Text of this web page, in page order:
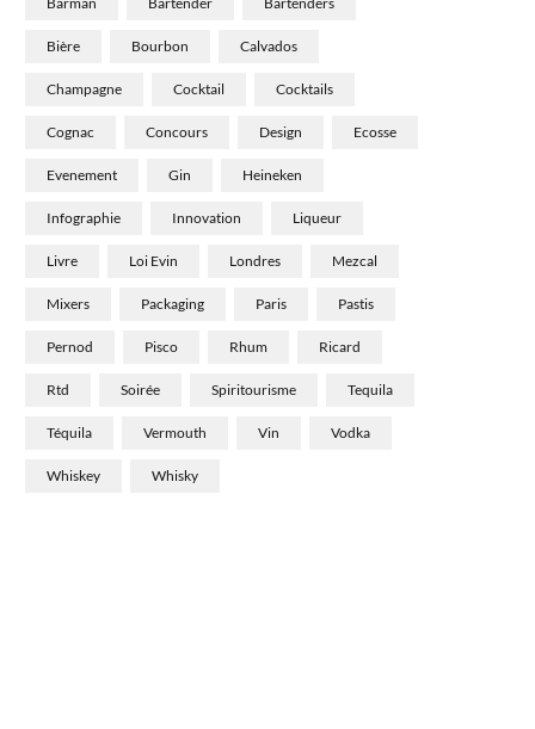
Bière Bourbon Calvados
Champagne Cocktail Cocktails
Cognac Concours Design Ecosse
Evenement Gin Heineken
Infographie Innovation Liqueur
Livre Loi Evin Londres Mezcal
Mixers Packaging Paris Pastis
Pernod Pisco Rhum Ricard
Rtd Soirée Spiritourisme Tequila
Téquila Vermouth Vin Vodka
Whiskey Whisky